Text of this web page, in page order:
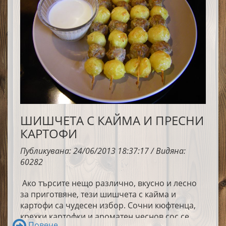
ШИШЧЕТА С КАЙМА И ПРЕСНИ
КАРТОФИ
Публикувана: 24/06/2013 18:37:17 / Видяна:
60282
Ако търсите нещо различно, вкусно и лесно
за приготвяне, тези шишчета с кайма и
картофи са чудесен избор. Сочни кюфтенца,
крехки картофки и ароматен чеснов сос се